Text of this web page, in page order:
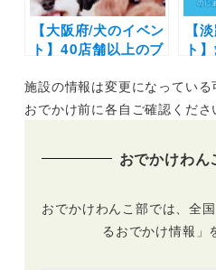
【大阪府/犬のイベン
ト】40店舗以上のブ
イベントも！「わん
ことマルシェ4th」
催
【
ト
ン
「
催
施設の情報は変更になっている
おでかけ前に各自ご確認くださ
おでかけわん
おでかけわんこ部では、全
るおでかけ情報」